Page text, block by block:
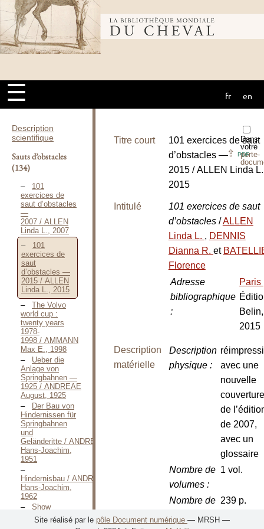
Bibliothèque
mondiale du
cheval
☰ fr en
Description
scientifique
Sauts d’obstacles
(134)
101
exercices de
saut d’obstacles
—
2007 / ALLEN
Linda L., 2007
101
exercices de
saut
d’obstacles —
2015 / ALLEN
Linda L., 2015
The Volvo
world cup :
twenty years
1978-
1998 / AMMANN
Max E., 1998
Ueber die
Anlage von
Springbahnen —
1925 / ANDREAE
August, 1925
Der Bau von
Hindernissen für
Springbahnen
und
Geländeritte / ANDREAE
Hans-Joachim,
1951
Hindernisbau / ANDREAE
Hans-Joachim,
1962
Show
jumping
obstacles and
Dans
votre
porte-
⇪ PDF
Titre court
101 exercices de saut
d’obstacles —
2015 / ALLEN Linda
2015
Intitulé
101 exercices de saut
d’obstacles /ALLEN
Linda L. , DENNIS
Dianna R. et
Florence
Adresse
bibliographique
:
Paris
Belin,
2015
Description
matérielle
Description
physique:
avec une
nouvelle
couverture
de
de 2007,
avec un
glossaire
Nombre de
volumes:
1 vol.
Nombre de
pages
:
239 p.
Site réalisé par le pôle Document numérique — MRSH —